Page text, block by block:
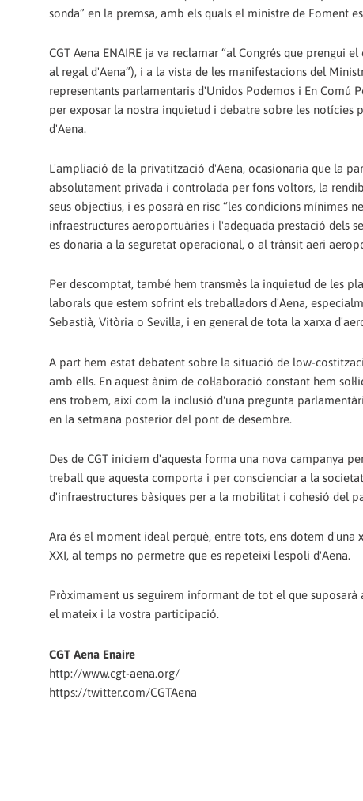
sonda” en la premsa, amb els quals el ministre de Foment
CGT Aena ENAIRE ja va reclamar “al Congrés que prengui
al regal d'Aena”), i a la vista de les manifestacions del
representants parlamentaris d'Unidos Podemos i En Comú
per exposar la nostra inquietud i debatre sobre les
d'Aena.
L'ampliació de la privatització d'Aena, ocasionaria que la
absolutament privada i controlada per fons voltors, la
seus objectius, i es posarà en risc “les condicions mínimes
infraestructures aeroportuàries i l'adequada prestació dels
es donaria a la seguretat operacional, o al trànsit aeri
Per descomptat, també hem transmès la inquietud de les
laborals que estem sofrint els treballadors d'Aena,
Sebastià, Vitòria o Sevilla, i en general de tota la xarxa
A part hem estat debatent sobre la situació de low-
amb ells. En aquest ànim de col·laboració constant hem
ens trobem, així com la inclusió d'una pregunta
en la setmana posterior del pont de desembre.
Des de CGT iniciem d'aquesta forma una nova campanya
treball que aquesta comporta i per conscienciar a la
d'infraestructures bàsiques per a la mobilitat i cohesió del
Ara és el moment ideal perquè, entre tots, ens dotem
XXI, al temps no permetre que es repeteixi l'espoli d'Aena.
Pròximament us seguirem informant de tot el que
el mateix i la vostra participació.
CGT Aena Enaire
http://www.cgt-aena.org/
https://twitter.com/CGTAena